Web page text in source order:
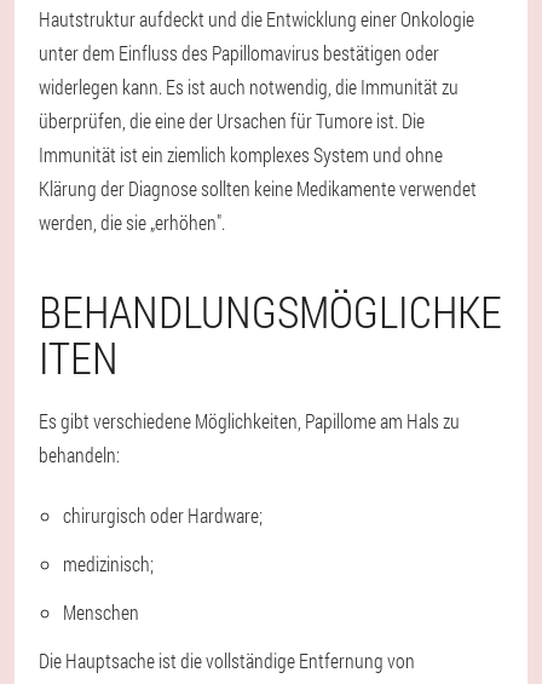
Hautstruktur aufdeckt und die Entwicklung einer Onkologie
unter dem Einfluss des Papillomavirus bestätigen oder
widerlegen kann. Es ist auch notwendig, die Immunität zu
überprüfen, die eine der Ursachen für Tumore ist. Die
Immunität ist ein ziemlich komplexes System und ohne
Klärung der Diagnose sollten keine Medikamente verwendet
werden, die sie „erhöhen".
BEHANDLUNGSMÖGLICHKE
ITEN
Es gibt verschiedene Möglichkeiten, Papillome am Hals zu
behandeln:
chirurgisch oder Hardware;
medizinisch;
Menschen
Die Hauptsache ist die vollständige Entfernung von